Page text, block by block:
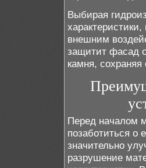
Выбирая
внешним
защитит фасад
камня,
Перед началом
позаботиться о
значительно
разрушение